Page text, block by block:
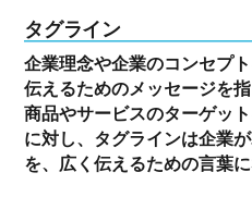
タグライン
企業理念や企業のコンセプ
伝えるためのメッセージを
商品やサービスのターゲッ
に対し、タグラインは企業
を、広く伝えるための言葉に